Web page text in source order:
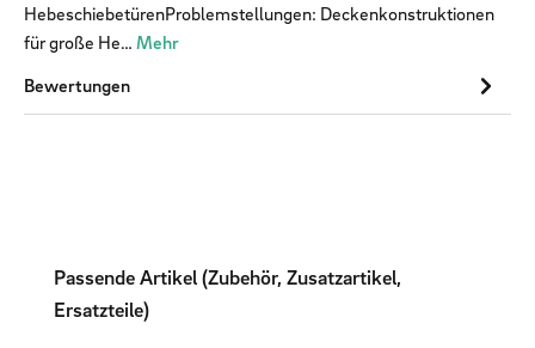
HebeschiebetürenProblemstellungen: Deckenkonstruktionen
für große He… Mehr
Bewertungen
Produktgalerie überspringen
Passende Artikel (Zubehör, Zusatzartikel,
Ersatzteile)